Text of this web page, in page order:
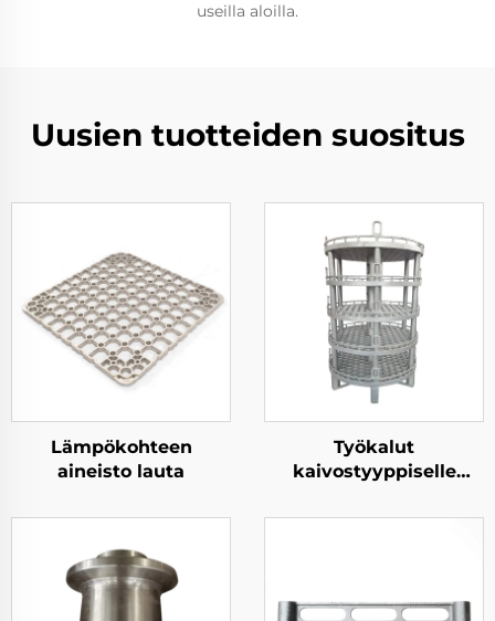
useilla aloilla.
Uusien tuotteiden suositus
Lämpökohteen
aineisto lauta
Työkalut
kaivostyyppiselle